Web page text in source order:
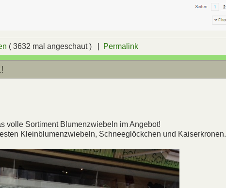
( 3632 mal angeschaut ) | Permalink
volle Sortiment Blumenzwiebeln im Angebot!
Kleinblumenzwiebeln, Schneeglöckchen und Kaiserkronen.